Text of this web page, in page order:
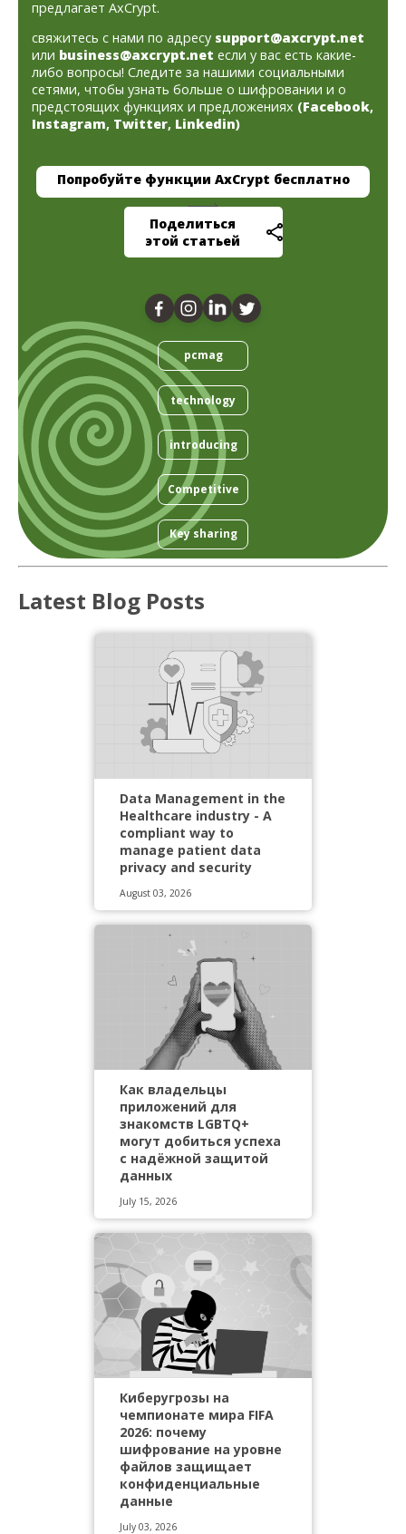
предлагает AxCrypt.
свяжитесь с нами по адресу support@axcrypt.net
или business@axcrypt.net если у вас есть какие-
либо вопросы! Следите за нашими социальными
сетями, чтобы узнать больше о шифровании и о
предстоящих функциях и предложениях (Facebook,
Instagram, Twitter, Linkedin)
Попробуйте функции AxCrypt бесплатно
Поделиться
этой статьей
pcmag
technology
introducing
Competitive
Key sharing
Latest Blog Posts
Data Management in the
Healthcare industry - A
compliant way to
manage patient data
privacy and security
August 03, 2026
Как владельцы
приложений для
знакомств LGBTQ+
могут добиться успеха
с надёжной защитой
данных
July 15, 2026
Киберугрозы на
чемпионате мира FIFA
2026: почему
шифрование на уровне
файлов защищает
конфиденциальные
данные
July 03, 2026